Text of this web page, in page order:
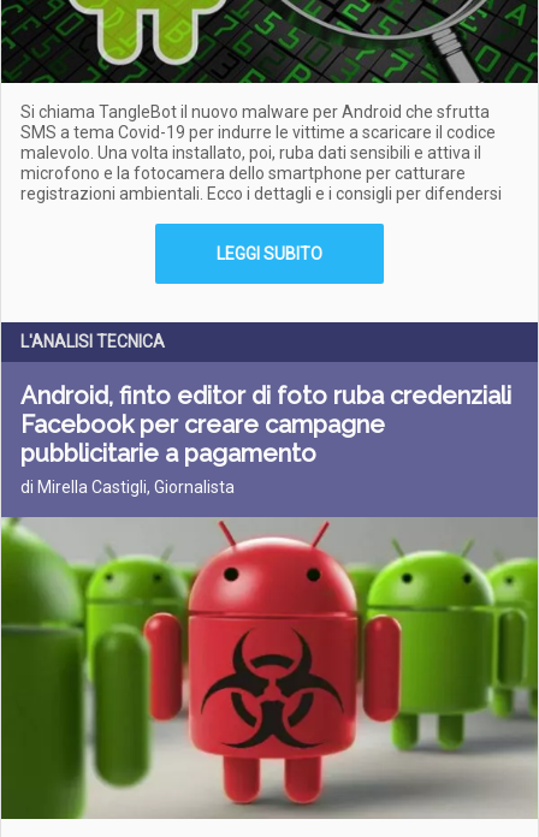
Si chiama TangleBot il nuovo malware per Android che sfrutta
SMS a tema Covid-19 per indurre le vittime a scaricare il codice
malevolo. Una volta installato, poi, ruba dati sensibili e attiva il
microfono e la fotocamera dello smartphone per catturare
registrazioni ambientali. Ecco i dettagli e i consigli per difendersi
LEGGI SUBITO
L'ANALISI TECNICA
Android, finto editor di foto ruba credenziali
Facebook per creare campagne
pubblicitarie a pagamento
di Mirella Castigli, Giornalista